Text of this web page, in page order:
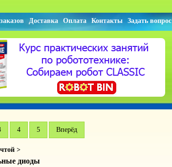
Доставка Оплата Контакты Задать вопрос
4 5 Вперёд
>
диоды